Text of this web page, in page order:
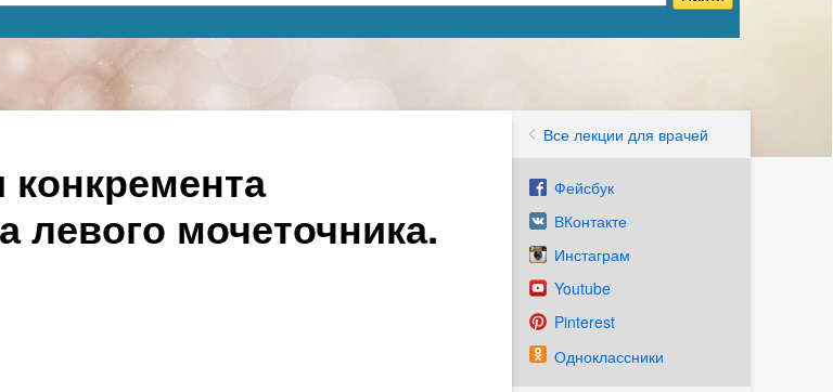
Все лекции для врачей
Фейсбук
ВКонтакте
Инстаграм
Youtube
Pinterest
Одноклассники
левого мочеточника.